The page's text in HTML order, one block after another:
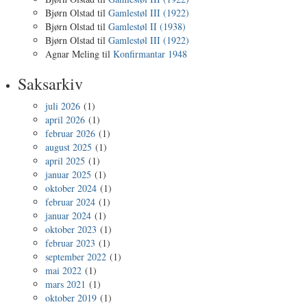
Bjørn Olstad til Gamlestøl III (1922)
Bjørn Olstad til Gamlestøl II (1938)
Bjørn Olstad til Gamlestøl III (1922)
Agnar Meling til Konfirmantar 1948
Saksarkiv
juli 2026 (1)
april 2026 (1)
februar 2026 (1)
august 2025 (1)
april 2025 (1)
januar 2025 (1)
oktober 2024 (1)
februar 2024 (1)
januar 2024 (1)
oktober 2023 (1)
februar 2023 (1)
september 2022 (1)
mai 2022 (1)
mars 2021 (1)
oktober 2019 (1)